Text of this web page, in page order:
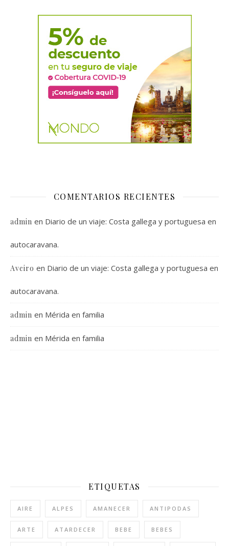
COMENTARIOS RECIENTES
admin en Diario de un viaje: Costa gallega y portuguesa en
autocaravana.
Aveiro en Diario de un viaje: Costa gallega y portuguesa en
autocaravana.
admin en Mérida en familia
admin en Mérida en familia
ETIQUETAS
AIRE ALPES AMANECER ANTIPODAS
ARTE ATARDECER BEBE BEBES